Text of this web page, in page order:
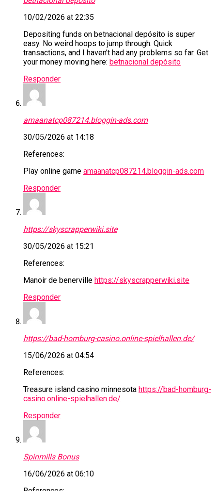
10/02/2026 at 22:35
Depositing funds on betnacional depósito is super
easy. No weird hoops to jump through. Quick
transactions, and I haven’t had any problems so far. Get
your money moving here: betnacional depósito
Responder
amaanatcp087214.bloggin-ads.com
30/05/2026 at 14:18
References:
Play online game amaanatcp087214.bloggin-ads.com
Responder
https://skyscrapperwiki.site
30/05/2026 at 15:21
References:
Manoir de benerville https://skyscrapperwiki.site
Responder
https://bad-homburg-casino.online-spielhallen.de/
15/06/2026 at 04:54
References:
Treasure island casino minnesota https://bad-homburg-
casino.online-spielhallen.de/
Responder
Spinmills Bonus
16/06/2026 at 06:10